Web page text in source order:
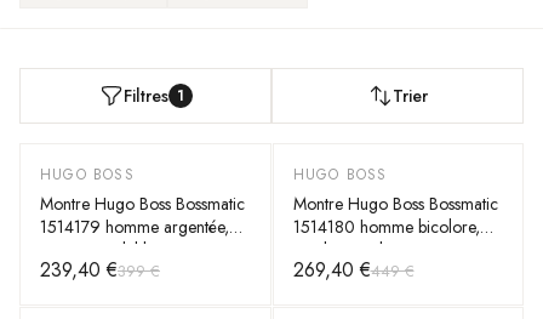
Filtres 1 Trier
-40%
HUGO BOSS
Montre Hugo Boss Bossmatic
1514179 homme argentée,
acier inoxydable 42mm,
automatique 10 ATM
239,40 €399 €
-40%
HUGO BOSS
Montre Hugo Boss Bossmatic
1514180 homme bicolore,
stainless steel 42mm,
automatique 10 ATM
269,40 €449 €